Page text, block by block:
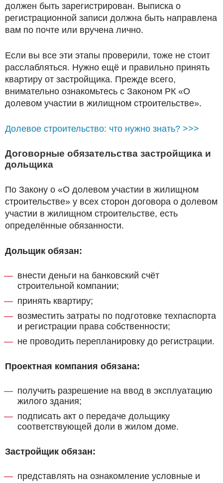
должен быть зарегистрирован. Выписка о
регистрационной записи должна быть направлена
вам по почте или вручена лично.
Если вы все эти этапы проверили, тоже не стоит
расслабляться. Нужно ещё и правильно принять
квартиру от застройщика. Прежде всего,
внимательно ознакомьтесь с Законом РК «О
долевом участии в жилищном строительстве».
Долевое строительство: что нужно знать? >>>
Договорные обязательства застройщика и
дольщика
По Закону о «О долевом участии в жилищном
строительстве» у всех сторон договора о долевом
участии в жилищном строительстве, есть
определённые обязанности.
Дольщик обязан:
внести деньги на банковский счёт
строительной компании;
принять квартиру;
возместить затраты по подготовке техпаспорта
и регистрации права собственности;
не проводить перепланировку до регистрации.
Проектная компания обязана:
получить разрешение на ввод в эксплуатацию
жилого здания;
подписать акт о передаче дольщику
соответствующей доли в жилом доме.
Застройщик обязан:
представлять на ознакомление условные и